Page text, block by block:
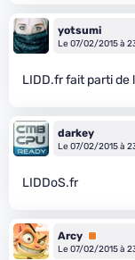
yotsumi
Le 07/02/2015 à
LIDD.fr fait parti de
darkey
Le 07/02/2015 à
LIDDoS.fr
Arcy Premium
Le 07/02/2015 à